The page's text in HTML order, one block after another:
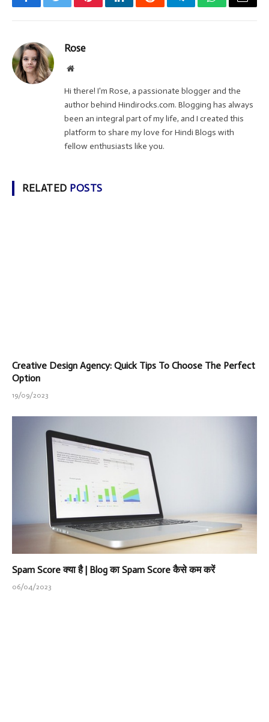
FacebookTwitterPinterestLinkedInRedditTelegramWhatsApp
Email
Rose
Website
Hi there! I'm Rose, a passionate blogger and the
author behind Hindirocks.com. Blogging has always
been an integral part of my life, and I created this
platform to share my love for Hindi Blogs with
fellow enthusiasts like you.
RELATED POSTS
Creative Design Agency: Quick Tips To Choose The Perfect
Option
19/09/2023
Spam Score क्या है | Blog का Spam Score कैसे कम करें
06/04/2023